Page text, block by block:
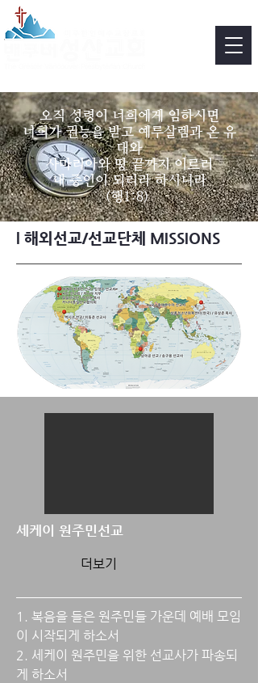
오직 성령이 너희에게 임하시면
너희가 권능을 받고 예루살렘과 온 유
대와
사마리아와 땅 끝까지 이르러
내 증인이 되리라 하시니라
(행1:8)
​l 해외선교/선교단체 MISSIONS
​세케이 원주민선교
더보기
1. 복음을 들은 원주민들 가운데 예배 모임
이 시작되게 하소서
2. 세케이 원주민을 위한 선교사가 파송되
게 하소서